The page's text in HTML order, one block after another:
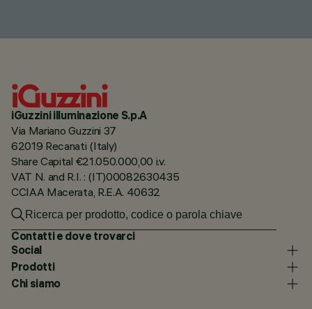
iGuzzini illuminazione S.p.A
Via Mariano Guzzini 37
62019 Recanati (Italy)
Share Capital €21.050.000,00 i.v.
VAT N. and R.I. : (IT)00082630435
CCIAA Macerata, R.E.A. 40632
Contatti e dove trovarci
Social
Prodotti
Chi siamo